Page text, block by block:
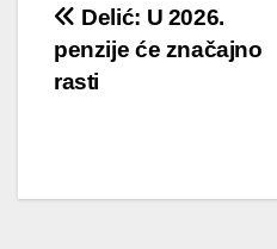
Post
navigation
Delić: U 2026.
penzije će značajno
rasti